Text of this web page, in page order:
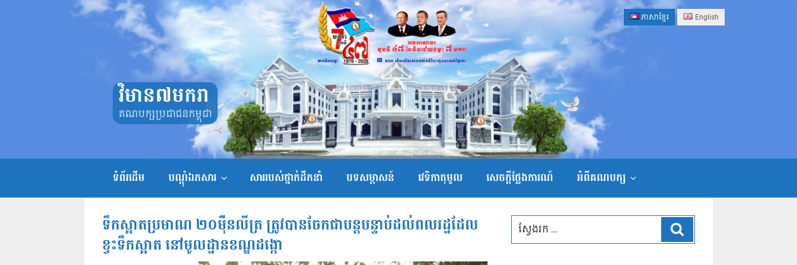
ភាសាខ្មែរ English
វិមាន៧មករា
គណបក្សប្រជាជនកម្ពុជា
ទំព័រដើម បណ្តុំឯកសារ សាររបស់ថ្នាក់ដឹកនាំ បទសម្ភាសន៍ វេទិកាតុមូល សេចក្ដីថ្លែងការណ៍ អំពីគណបក្ស
ទឹកស្អាតប្រមាណ ២០ម៉ឺនលីត្រ ត្រូវបានចែកជាបន្ដបន្ទាប់ដល់ពលរដ្ឋដែល
ខ្វះទឹកស្អាត នៅមូលដ្ឋានខណ្ឌដង្កោ